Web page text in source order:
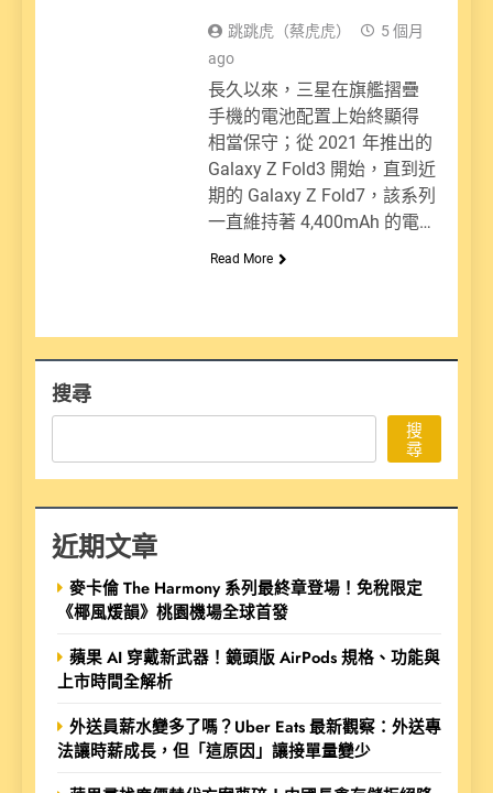
跳跳虎（蔡虎虎）
5 個月
ago
長久以來，三星在旗艦摺疊
手機的電池配置上始終顯得
相當保守；從 2021 年推出的
Galaxy Z Fold3 開始，直到近
期的 Galaxy Z Fold7，該系列
一直維持著 4,400mAh 的電…
Read More
搜尋
搜
尋
近期文章
麥卡倫 The Harmony 系列最終章登場！免稅限定
《椰風煖韻》桃園機場全球首發
蘋果 AI 穿戴新武器！鏡頭版 AirPods 規格、功能與
上市時間全解析
外送員薪水變多了嗎？Uber Eats 最新觀察：外送專
法讓時薪成長，但「這原因」讓接單量變少